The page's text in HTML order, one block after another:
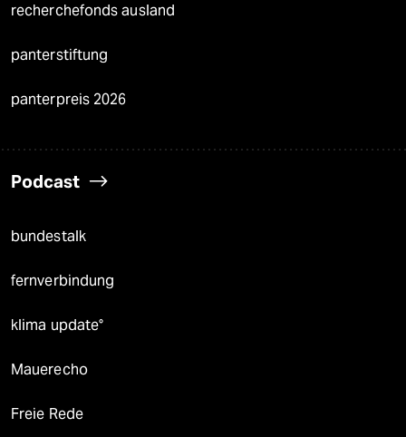
recherchefonds ausland
panterstiftung
panterpreis 2026
Podcast
bundestalk
fernverbindung
klima update°
Mauerecho
Freie Rede